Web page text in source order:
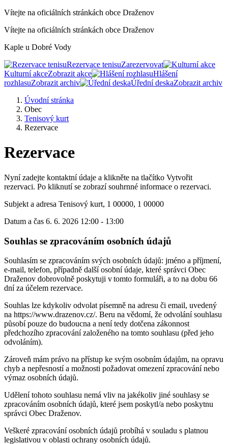
Vítejte na oficiálních stránkách obce Draženov
Vítejte na oficiálních stránkách obce Draženov
Kaple u Dobré Vody
Rezervace tenisuZarezervovat
Kulturní akceZobrazit akce
Hlášení
rozhlasuZobrazit archiv Úřední deskaZobrazit archiv
Úvodní stránka
Obec
Tenisový kurt
Rezervace
Rezervace
Nyní zadejte kontaktní údaje a klikněte na tlačítko Vytvořit
rezervaci. Po kliknutí se zobrazí souhrnné informace o rezervaci.
Subjekt a adresa Tenisový kurt, 1 00000, 1 00000
Datum a čas 6. 6. 2026 12:00 - 13:00
Souhlas se zpracováním osobních údajů
Souhlasím se zpracováním svých osobních údajů: jméno a příjmení,
e-mail, telefon, případně další osobní údaje, které správci Obec
Draženov dobrovolně poskytuji v tomto formuláři, a to na dobu 66
dní za účelem rezervace.
Souhlas lze kdykoliv odvolat písemně na adresu či email, uvedený
na https://www.drazenov.cz/. Beru na vědomí, že odvolání souhlasu
působí pouze do budoucna a není tedy dotčena zákonnost
předchozího zpracování založeného na tomto souhlasu (před jeho
odvoláním).
Zároveň mám právo na přístup ke svým osobním údajům, na opravu
chyb a nepřesností a možnosti požadovat omezení zpracování nebo
výmaz osobních údajů.
Udělení tohoto souhlasu nemá vliv na jakékoliv jiné souhlasy se
zpracováním osobních údajů, které jsem poskytl/a nebo poskytnu
správci Obec Draženov.
Veškeré zpracování osobních údajů probíhá v souladu s platnou
legislativou v oblasti ochrany osobních údajů.